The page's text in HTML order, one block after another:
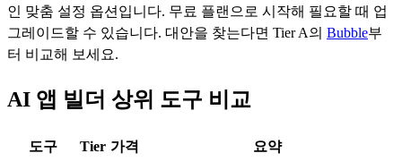
인 맞춤 설정 옵션 입니다. 무료 플랜으로 시작해 필요할 때 업
그레이드할 수 있습니다. 대안을 찾는다면 TierA의 Bubble부
터 비교해 보세요.
AI 앱 빌더 상위 도구 비교
도구 Tier 가격 요약